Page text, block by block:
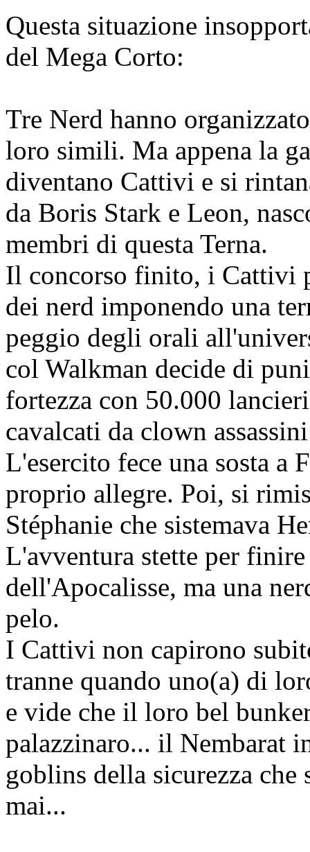
Questa situazione
del Mega Corto:
Tre Nerd hanno
loro simili. Ma appena la
diventano Cattivi e si
da Boris Stark e Leon,
membri di questa Terna.
Il concorso finito, i Cattivi
dei nerd imponendo una
peggio degli orali
col Walkman decide di
fortezza con 50.000
cavalcati da clown
L'esercito fece una sosta a
proprio allegre. Poi, si
Stéphanie che sistemava
L'avventura stette per
dell'Apocalisse, ma una
pelo.
I Cattivi non capirono
tranne quando uno(a) di
e vide che il loro bel
palazzinaro... il Nembarat
goblins della sicurezza che
mai...